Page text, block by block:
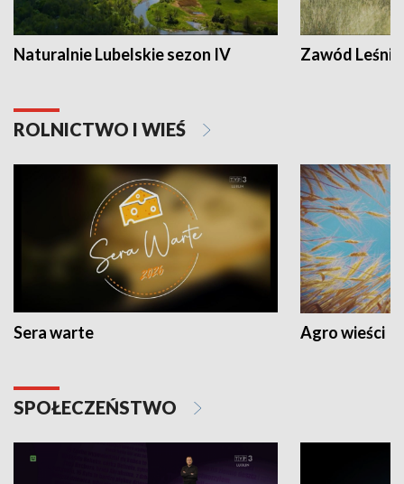
Naturalnie Lubelskie sezon IV Zawód Leśnik
ROLNICTWO I WIEŚ
Sera warte Agro wieści
SPOŁECZEŃSTWO